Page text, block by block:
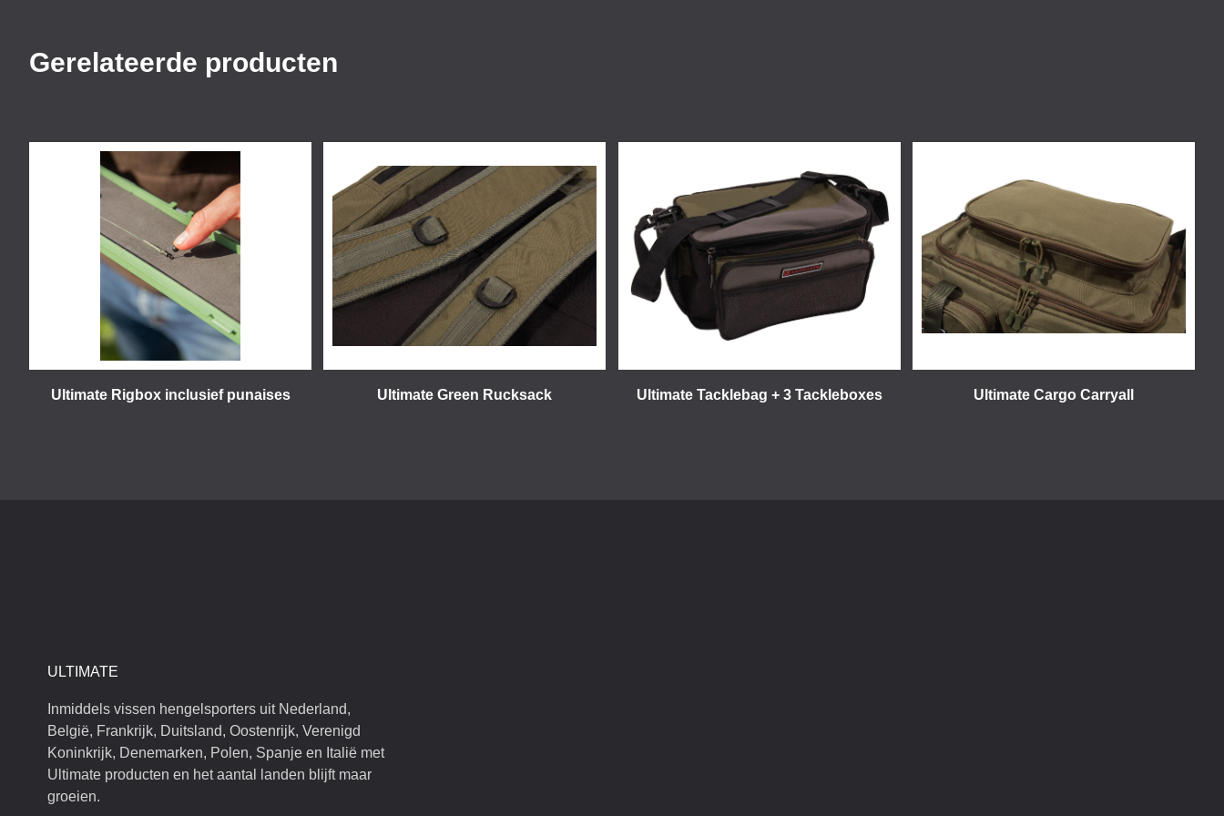
Gerelateerde producten
Ultimate Rigbox inclusief punaises Ultimate Green Rucksack Ultimate Tacklebag + 3 Tackleboxes Ultimate Cargo Carryall
ULTIMATE
Inmiddels vissen hengelsporters uit Nederland,
België, Frankrijk, Duitsland, Oostenrijk, Verenigd
Koninkrijk, Denemarken, Polen, Spanje en Italië met
Ultimate producten en het aantal landen blijft maar
groeien.